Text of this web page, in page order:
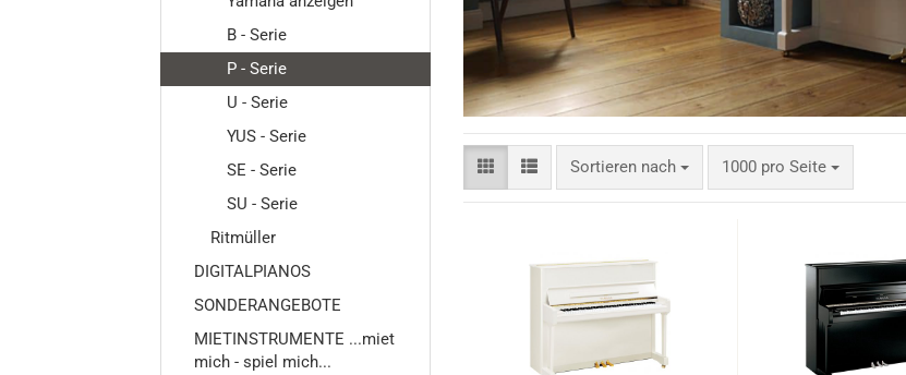
Flügel
Klavier
Digitalpianos
Digitalpianos
Sortieren nach
Sortieren nach 1000 pro Seite
pro Seite
B - Serie
P - Serie
U - Serie
YUS - Serie
SE - Serie
SU - Serie
Ritmüller
DIGITALPIANOS
SONDERANGEBOTE
MIETINSTRUMENTE ...miet
mich - spiel mich...